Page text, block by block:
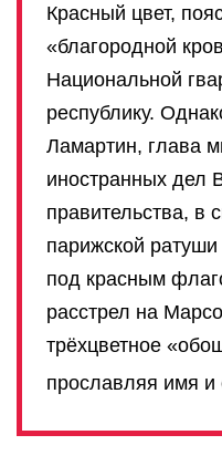
Красный цвет,
«благородной
Национальной
республику.
Ламартин, глава
иностранных дел
правительства, в
парижской
под красным
расстрел на
трёхцветное
прославляя имя и